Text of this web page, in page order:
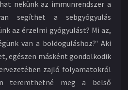
nekünk az immunrendszer a
segíthet a sebgyógyulás
az érzelmi gyógyulást? Mi az,
van a boldoguláshoz?' Aki
egészen másként gondolkodik
zajló folyamatokról
teremthetné meg a belső